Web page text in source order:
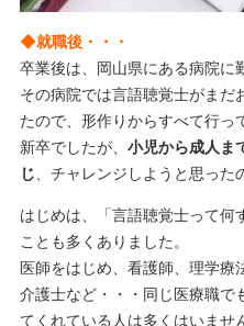
◆就職後・・・
卒業後は、岡山県にある病院に
その病院では言語聴覚士がまだ
たので、形作りからすべて行っ
新卒でしたが、 小児から成人ま
じ 、チャレンジしようと思った
はじめは、「言語聴覚士って何
ことも多くありました。
医師をはじめ、看護師、理学療
介護士など・・・同じ医療職で
てくれている人は多くはいませ